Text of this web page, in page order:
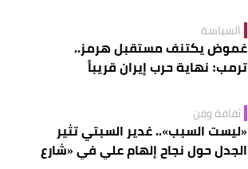
السياسة
غموض يكتنف مستقبل هرمز..
ترمب: نهاية حرب إيران قريباً
ثقافة وفن
«ليست السبب».. غدير السبتي تثير
الجدل حول نجاح إلهام علي في «شارع